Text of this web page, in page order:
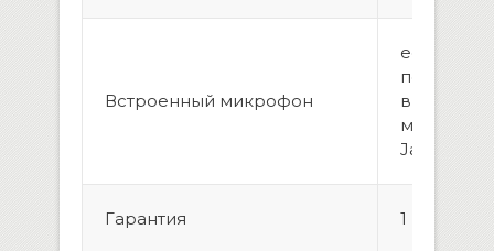
Встроенный микрофон
есть,
Jack
Гарантия 1 год